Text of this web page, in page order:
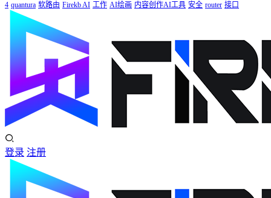
4 quantura 软路由 Firekb AI 工作 AI绘画 内容创作AI工具 安全 router 接口
登录 注册